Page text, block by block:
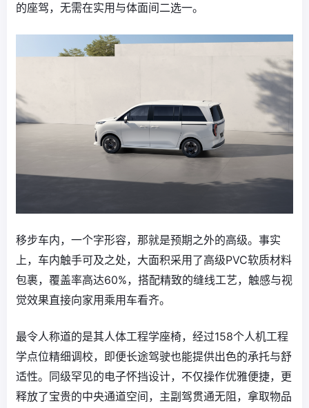
的座驾，无需在实用与体面间二选一。
移步车内，一个字形容，那就是预期之外的高级。事实
上，车内触手可及之处，大面积采用了高级PVC软质材料
包裹，覆盖率高达60%，搭配精致的缝线工艺，触感与视
觉效果直接向家用乘用车看齐。
最令人称道的是其人体工程学座椅，经过158个人机工程
学点位精细调校，即便长途驾驶也能提供出色的承托与舒
适性。同级罕见的电子怀挡设计，不仅操作优雅便捷，更
释放了宝贵的中央通道空间，主副驾贯通无阻，拿取物品